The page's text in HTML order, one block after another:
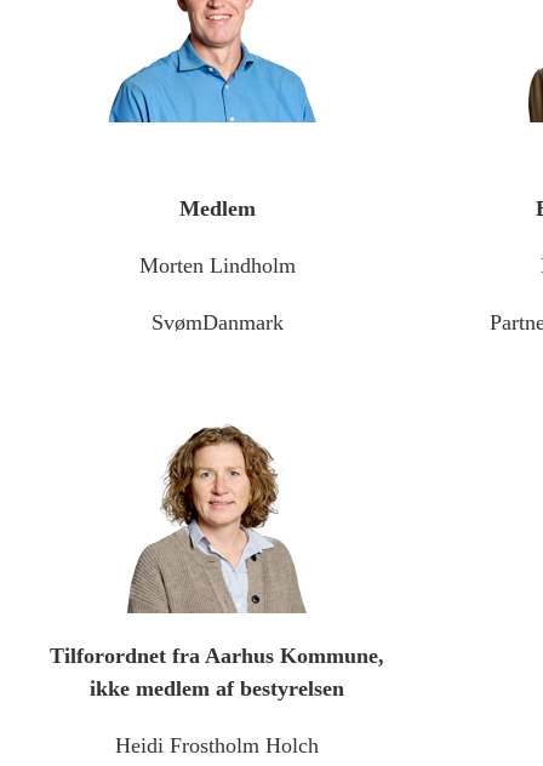
Medlem
Morten Lindholm
SvømDanmark
Tilforordnet fra Aarhus Kommune,
ikke medlem af bestyrelsen
Heidi Frostholm Holch